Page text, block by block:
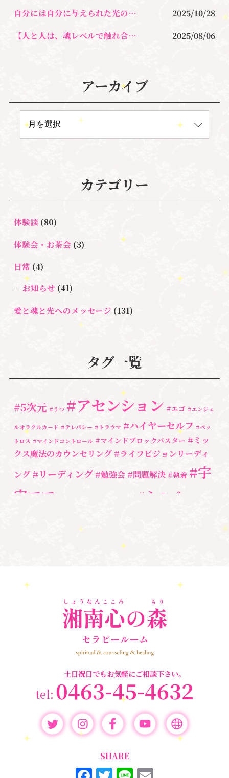
自分には自分に与えられた光の道がある
2025/10/28
【人と人は、魂レベルで触れ合うことがとても大切なんです。】
2025/08/06
アーカイブ
カテゴリー
体験談(80)
体験会・お茶会(3)
日常 (4)
お知らせ (41)
愛と魂と光へのメッセージ (131)
亡くなった方に出会うセッション(ミディアムシッ
個人セッション(65)
養成講座(72)
勉強会・セミナー(55)
セミナー情報(17)
タグ一覧
#5次元 #うつ #アセンション #エゴ #エンジェ
ルオラクルカード #テレパシー #トラウマ #ハイヤーセルフ #ペッ
トロス #マインドコントロール #マインドブロックバスター #ミッ
クス魔法のカウンセリング #ライフビジョンリーディ
ング #リーディング #勉強会 #問題解決 #執着 #宇
宙ママ
#心のブロッ
#自分と向き合う
心のよりどころ 新着情報
ルカード
＃マインドブロ
ックバスター ＃マインドブロックバ
スター養成講座 ＃マタニティーセラピー
＃心のブロック ＃超宇宙教室
土日祝日でもお気軽にご相談下さい。
0463-45-4632
SHARE